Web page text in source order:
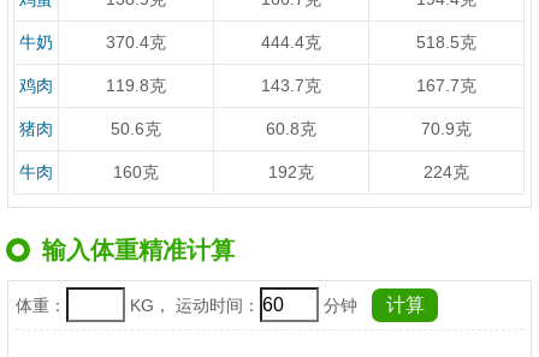
牛奶 370.4克 444.4克 518.5克
鸡肉 119.8克 143.7克 167.7克
猪肉 50.6克 60.8克 70.9克
牛肉 160克 192克 224克
输入体重精准计算
体重： KG， 运动时间： 分钟